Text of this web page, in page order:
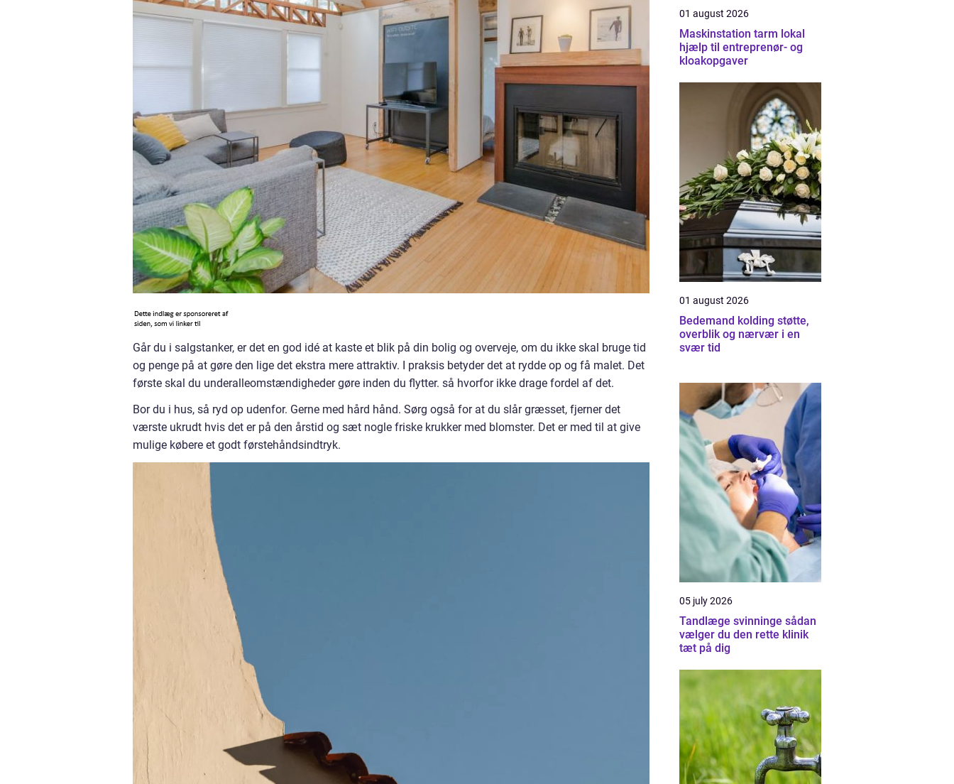
Går du i salgstanker, er det en god idé at kaste et blik på din bolig og overveje, om du ikke skal bruge tid
og penge på at gøre den lige det ekstra mere attraktiv. I praksis betyder det at rydde op og få malet. Det
første skal du underalleomstændigheder gøre inden du flytter. så hvorfor ikke drage fordel af det.
Bor du i hus, så ryd op udenfor. Gerne med hård hånd. Sørg også for at du slår græsset, fjerner det
værste ukrudt hvis det er på den årstid og sæt nogle friske krukker med blomster. Det er med til at give
mulige købere et godt førstehåndsindtryk.
01 august 2026
Maskinstation tarm lokal
hjælp til entreprenør- og
kloakopgaver
01 august 2026
Bedemand kolding støtte,
overblik og nærvær i en
svær tid
05 july 2026
Tandlæge svinninge sådan
vælger du den rette klinik
tæt på dig